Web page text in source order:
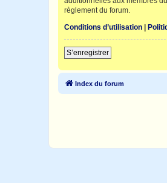
règlement du forum.
Conditions d’utilisation |
S’enregistrer
Index du forum